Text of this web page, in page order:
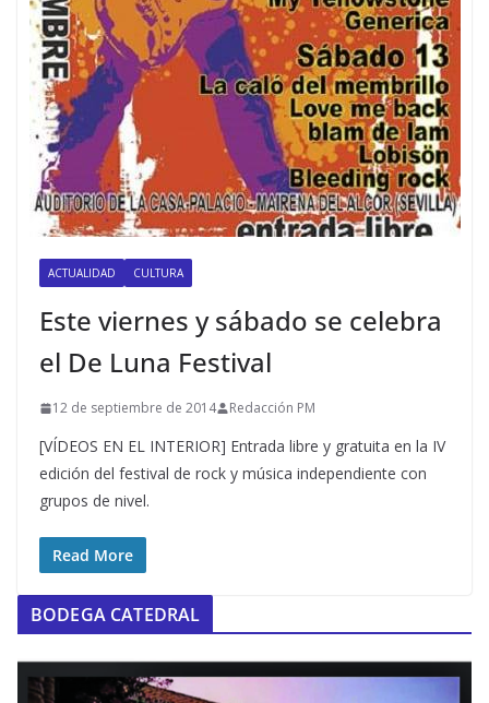
ACTUALIDAD CULTURA
Este viernes y sábado se celebra
el De Luna Festival
12 de septiembre de 2014 Redacción PM
[VÍDEOS EN EL INTERIOR] Entrada libre y gratuita en la IV
edición del festival de rock y música independiente con
grupos de nivel.
Read More
BODEGA CATEDRAL